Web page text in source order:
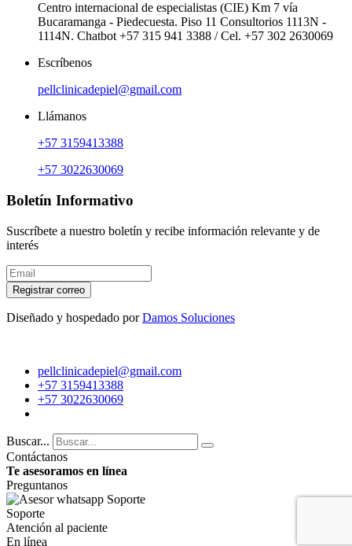
Centro internacional de especialistas (CIE) Km 7 vía
Bucaramanga - Piedecuesta. Piso 11 Consultorios 1113N -
1114N. Chatbot +57 315 941 3388 / Cel. +57 302 2630069
Escríbenos
pellclinicadepiel@gmail.com
Llámanos
+57 3159413388
+57 3022630069
Boletín Informativo
Suscríbete a nuestro boletín y recibe información relevante y de
interés
Registrar correo
Diseñado y hospedado porDamos Soluciones
pellclinicadepiel@gmail.com
+57 3159413388
+57 3022630069
Buscar...
Contáctanos
Te asesoramos en línea
Preguntanos
Soporte
Atención al paciente
En línea